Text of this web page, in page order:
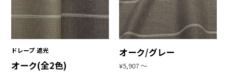
ドレープ 遮光
オーク(全2色)
オーク/グレー
¥5,907 〜